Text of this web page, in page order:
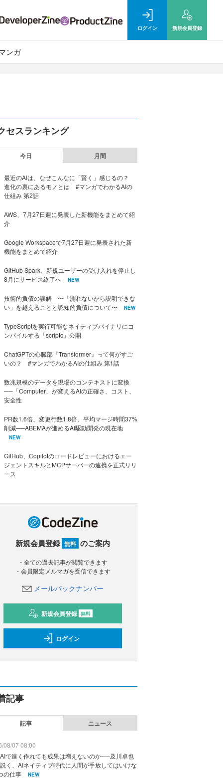
ログイン 新規会員登録
ンガ
セスランキング
今日 月間
最近のAIは、なぜこんなに「賢く」感じるの？
進化の裏にあるモノとは #マンガでわかるAIの
仕組み 第2話
AWS、7月27日週に発表した新機能をまとめて紹
介
Google Workspaceで7月27日週に発表された新
機能をまとめて紹介
GitHub Spark、新規ユーザーの受け入れを停止し
8月にサービス終了へ
NEW
技術的負債の誤解 〜「測れないから説明できな
い」を越えることと認知的負債について〜
NEW
TypeScriptを実行可能なネイティブバイナリにコ
ンパイルする「scriptc」公開
ChatGPTの心臓部『Transformer』って何がすご
いの？ #マンガでわかるAIの仕組み 第1話
数兆規模のデータを現場のコンテキストに変換
──「Computer」が変えるAIの正確さ、コスト、
安全性
PR数1.6倍、変更行数1.8倍、平均マージ時間37%
削減──ABEMAが進めるAI駆動開発の現在地
NEW
GitHub、Copilotのコードレビューにおけるエー
ジェントスキルとMCPサーバーの連携を正式リリ
ース
新規会員登録 無料 のご案内
・全ての過去記事が閲覧できます
・会員限定メルマガを受信できます
メールバックナンバー
新規会員登録 無料
ログイン
記事
記事 ニュース
08/07 08:00
で速く作れても成果は増えないのか──及川卓也
く、AIネイティブ時代に人間が手放してはいけな
の仕事
NEW